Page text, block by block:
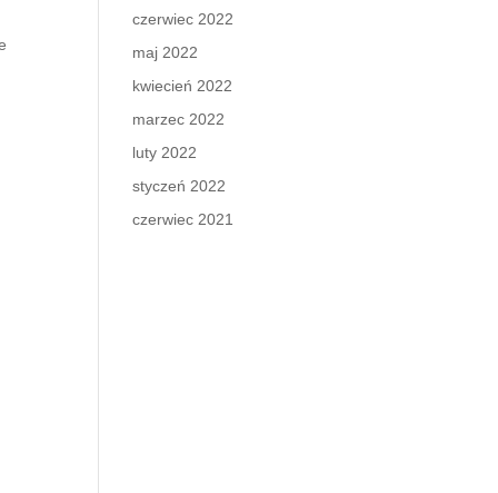
czerwiec 2022
maj 2022
kwiecień 2022
marzec 2022
luty 2022
styczeń 2022
czerwiec 2021